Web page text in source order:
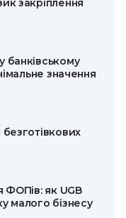
закріплення
банківському
значення
ФОПів: як UGB
малого бізнесу